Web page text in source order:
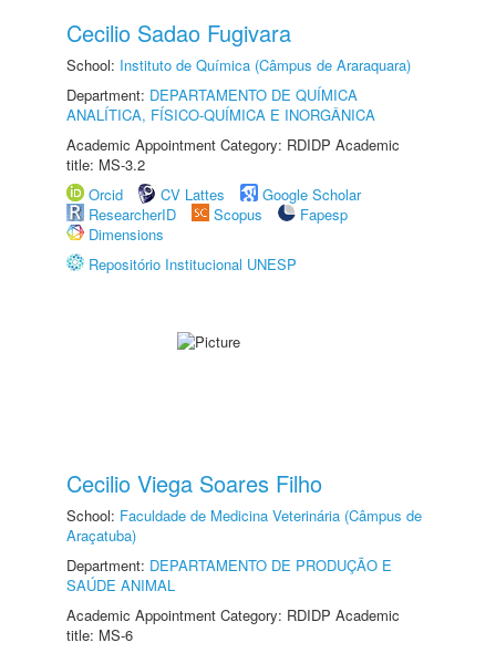
Cecilio Sadao Fugivara
School: Instituto de Química (Câmpus de Araraquara)
Department: DEPARTAMENTO DE QUÍMICA
ANALÍTICA, FÍSICO-QUÍMICA E INORGÂNICA
Academic Appointment Category: RDIDP Academic
title: MS-3.2
Orcid
CV Lattes
Google Scholar
ResearcherID
Scopus
Fapesp
Dimensions
Repositório Institucional UNESP
Cecilio Viega Soares Filho
School: Faculdade de Medicina Veterinária (Câmpus de
Araçatuba)
Department: DEPARTAMENTO DE PRODUÇÃO E
SAÚDE ANIMAL
Academic Appointment Category: RDIDP Academic
title: MS-6